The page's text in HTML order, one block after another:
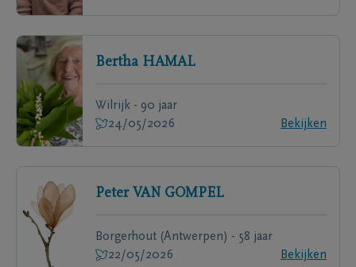
Bertha HAMAL
Wilrijk - 90 jaar
24/05/2026
Bekijken
Peter VAN GOMPEL
Borgerhout (Antwerpen) - 58 jaar
22/05/2026
Bekijken